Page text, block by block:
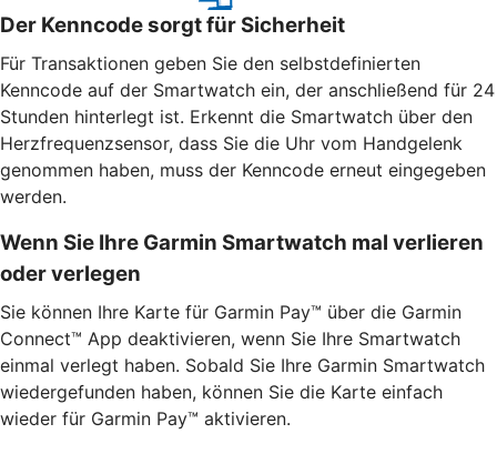
Der Kenncode sorgt für Sicherheit
Für Transaktionen geben Sie den selbstdefinierten
Kenncode auf der Smartwatch ein, der anschließend für 24
Stunden hinterlegt ist. Erkennt die Smartwatch über den
Herzfrequenzsensor, dass Sie die Uhr vom Handgelenk
genommen haben, muss der Kenncode erneut eingegeben
werden.
Wenn Sie Ihre Garmin Smartwatch mal verlieren
oder verlegen
Sie können Ihre Karte für Garmin Pay™ über die Garmin
Connect™ App deaktivieren, wenn Sie Ihre Smartwatch
einmal verlegt haben. Sobald Sie Ihre Garmin Smartwatch
wiedergefunden haben, können Sie die Karte einfach
wieder für Garmin Pay™ aktivieren.